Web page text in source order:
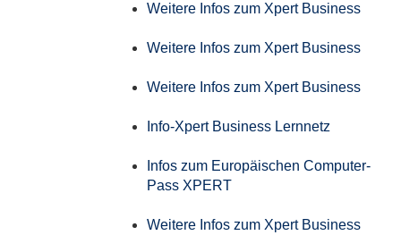
Weitere Infos zum Xpert Business
Weitere Infos zum Xpert Business
Weitere Infos zum Xpert Business
Info-Xpert Business Lernnetz
Infos zum Europäischen Computer-
Pass XPERT
Weitere Infos zum Xpert Business